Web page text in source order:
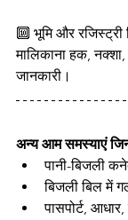
🔟 भूमि और
मालिकाना हक,
जानकारी।
अन्य आम समस्याएं
पानी-बिजली
बिजली बिल में
पासपोर्ट,